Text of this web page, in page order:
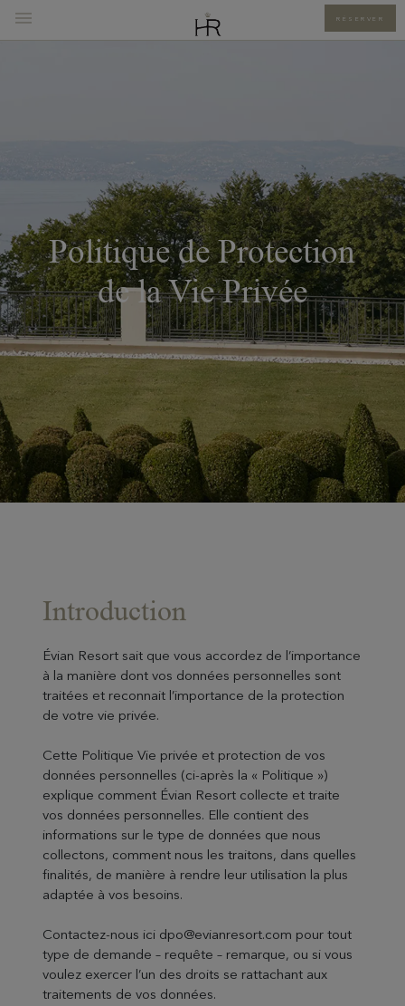
RÉSERVER
Politique de Protection
de la Vie Privée
Introduction
Évian Resort sait que vous accordez de l’importance
à la manière dont vos données personnelles sont
traitées et reconnait l’importance de la protection
de votre vie privée.
Cette Politique Vie privée et protection de vos
données personnelles (ci-après la « Politique »)
explique comment Évian Resort collecte et traite
vos données personnelles. Elle contient des
informations sur le type de données que nous
collectons, comment nous les traitons, dans quelles
finalités, de manière à rendre leur utilisation la plus
adaptée à vos besoins.
Contactez-nous ici dpo@evianresort.com pour tout
type de demande – requête – remarque, ou si vous
voulez exercer l’un des droits se rattachant aux
traitements de vos données.